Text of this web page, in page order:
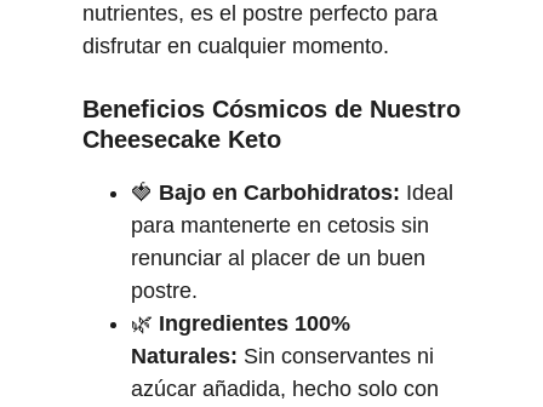
a
d
nutrientes, es el postre perfecto para
disfrutar en cualquier momento.
Beneficios Cósmicos de Nuestro
Cheesecake Keto
🍓 Bajo en Carbohidratos: Ideal
para mantenerte en cetosis sin
renunciar al placer de un buen
postre.
🌿 Ingredientes 100%
Naturales: Sin conservantes ni
azúcar añadida, hecho solo con